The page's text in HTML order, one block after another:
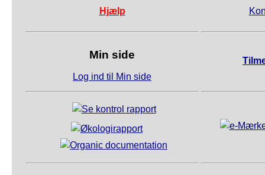
Hjælp
Min side
Log ind til Min side